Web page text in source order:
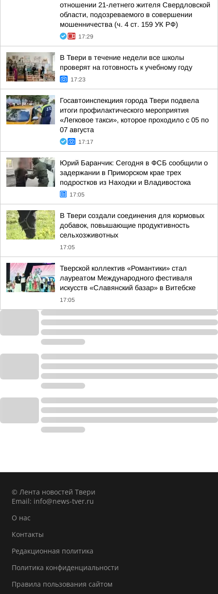
отношении 21-летнего жителя Свердловской
области, подозреваемого в совершении
мошенничества (ч. 4 ст. 159 УК РФ)
17:29
В Твери в течение недели все школы
проверят на готовность к учебному году
17:23
Госавтоинспекциия города Твери подвела
итоги профилактического мероприятия
«Легковое такси», которое проходило с 05 по
07 августа
17:17
Юрий Баранчик: Сегодня в ФСБ сообщили о
задержании в Приморском крае трех
подростков из Находки и Владивостока
17:05
В Твери создали соединения для кормовых
добавок, повышающие продуктивность
сельхозживотных
17:05
Тверской коллектив «Романтики» стал
лауреатом Международного фестиваля
искусств «Славянский базар» в Витебске
17:05
© Лента новостей Твери
Email: info@news-tver.ru
О нас
Контакты
Редакционная политика
Политика конфиденциальности
Правила пользования сайтом